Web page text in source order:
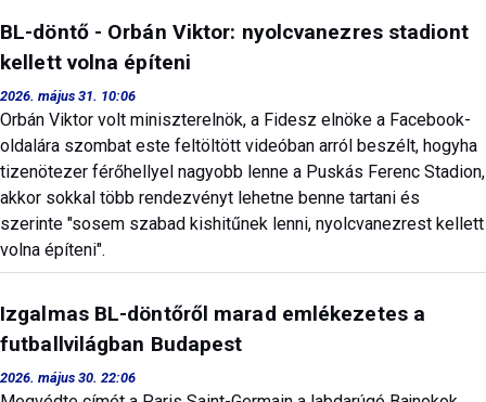
BL-döntő - Orbán Viktor: nyolcvanezres stadiont
kellett volna építeni
2026. május 31. 10:06
Orbán Viktor volt miniszterelnök, a Fidesz elnöke a Facebook-
oldalára szombat este feltöltött videóban arról beszélt, hogyha
tizenötezer férőhellyel nagyobb lenne a Puskás Ferenc Stadion,
akkor sokkal több rendezvényt lehetne benne tartani és
szerinte "sosem szabad kishitűnek lenni, nyolcvanezrest kellett
volna építeni".
Izgalmas BL-döntőről marad emlékezetes a
futballvilágban Budapest
2026. május 30. 22:06